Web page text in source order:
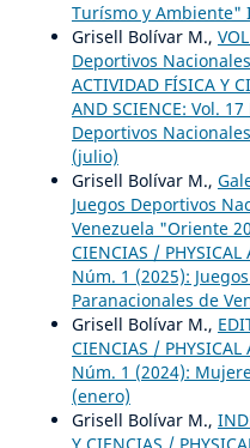
Turísmo y Ambiente"
Grisell Bolívar M.,
Deportivos
ACTIVIDAD FÍSICA Y
AND SCIENCE: Vol.
Deportivos
(julio)
Grisell Bolívar M.,
Juegos Deportivos
Venezuela "Oriente
CIENCIAS / PHYSICAL
Núm. 1 (2025):
Paranacionales de
Grisell Bolívar M.,
CIENCIAS / PHYSICAL
Núm. 1 (2024):
(enero)
Grisell Bolívar M.,